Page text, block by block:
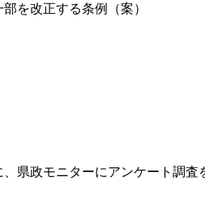
を改正する条例（案）
県政モニターにアンケート調査